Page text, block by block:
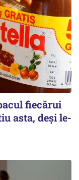
fiecărui
asta, deși le-